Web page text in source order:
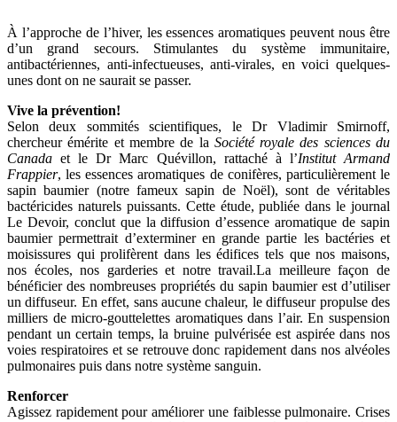
À l’approche de l’hiver, les essences aromatiques peuvent nous être
d’un grand secours. Stimulantes du système immunitaire,
antibactériennes, anti-infectueuses, anti-virales, en voici quelques-
unes dont on ne saurait se passer.
Vive la prévention!
Selon deux sommités scientifiques, le Dr Vladimir Smirnoff,
chercheur émérite et membre de la Société royale des sciences du
Canada et le Dr Marc Quévillon, rattaché à l’Institut Armand
Frappier, les essences aromatiques de conifères, particulièrement le
sapin baumier (notre fameux sapin de Noël), sont de véritables
bactéricides naturels puissants. Cette étude, publiée dans le journal
Le Devoir, conclut que la diffusion d’essence aromatique de sapin
baumier permettrait d’exterminer en grande partie les bactéries et
moisissures qui prolifèrent dans les édifices tels que nos maisons,
nos écoles, nos garderies et notre travail.La meilleure façon de
bénéficier des nombreuses propriétés du sapin baumier est d’utiliser
un diffuseur. En effet, sans aucune chaleur, le diffuseur propulse des
milliers de micro-gouttelettes aromatiques dans l’air. En suspension
pendant un certain temps, la bruine pulvérisée est aspirée dans nos
voies respiratoires et se retrouve donc rapidement dans nos alvéoles
pulmonaires puis dans notre système sanguin.
Renforcer
Agissez rapidement pour améliorer une faiblesse pulmonaire. Crises